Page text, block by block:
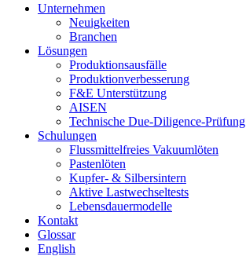
Unternehmen
Neuigkeiten
Branchen
Lösungen
Produktionsausfälle
Produktionverbesserung
F&E Unterstützung
AISEN
Technische Due-Diligence-Prüfung
Schulungen
Flussmittelfreies Vakuumlöten
Pastenlöten
Kupfer- & Silbersintern
Aktive Lastwechseltests
Lebensdauermodelle
Kontakt
Glossar
English